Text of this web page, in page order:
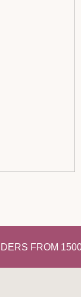
FROM 1500